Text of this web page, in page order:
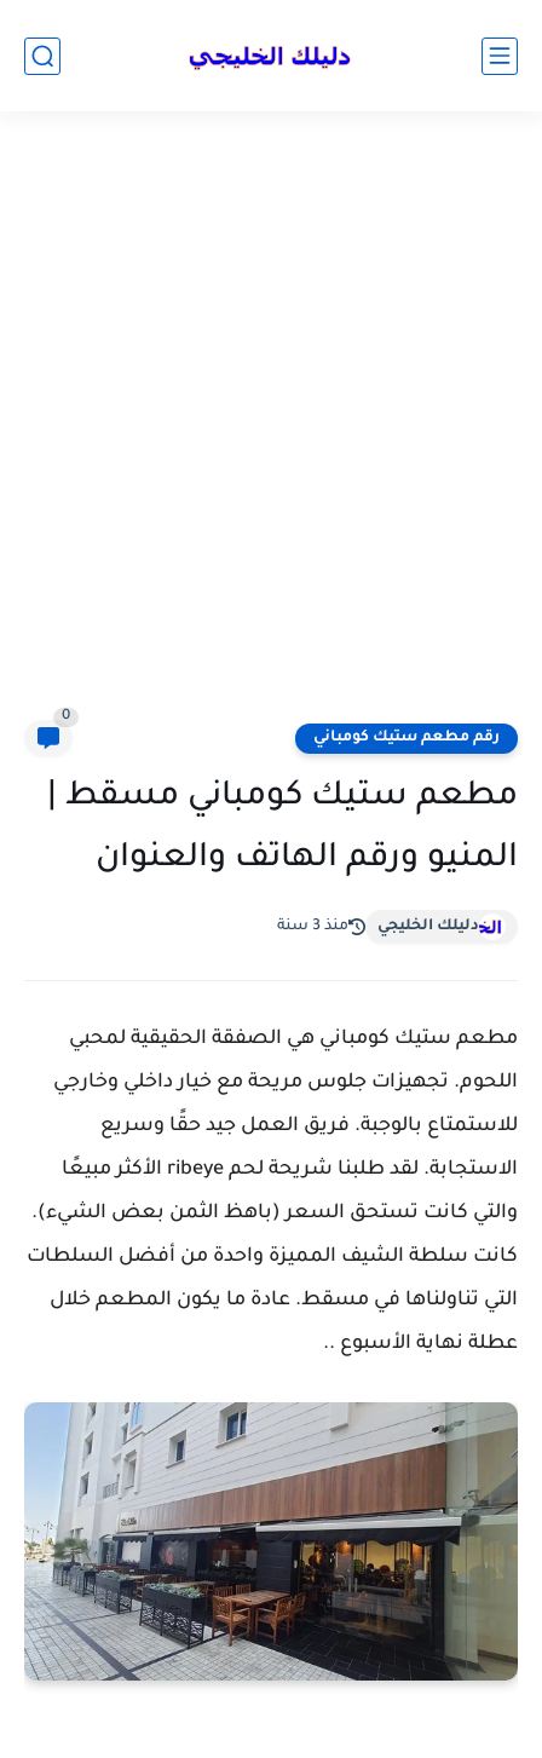
رقم مطعم ستيك كومباني
0
مطعم ستيك كومباني مسقط |
المنيو ورقم الهاتف والعنوان
دليلك الخليجي منذ 3 سنة
مطعم ستيك كومباني هي الصفقة الحقيقية لمحبي
اللحوم. تجهيزات جلوس مريحة مع خيار داخلي وخارجي
للاستمتاع بالوجبة. فريق العمل جيد حقًا وسريع
الاستجابة. لقد طلبنا شريحة لحم ribeye الأكثر مبيعًا
والتي كانت تستحق السعر (باهظ الثمن بعض الشيء).
كانت سلطة الشيف المميزة واحدة من أفضل السلطات
التي تناولناها في مسقط. عادة ما يكون المطعم خلال
عطلة نهاية الأسبوع ..